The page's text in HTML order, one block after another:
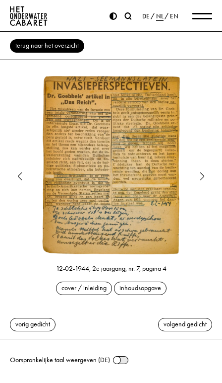
DE NL EN
terug naar het overzicht
12-02-1944, 2e jaargang, nr. 7, pagina 4
cover / inleiding inhoudsopgave
vorig gedicht volgend gedicht
Oorspronkelijke taal weergeven (DE)